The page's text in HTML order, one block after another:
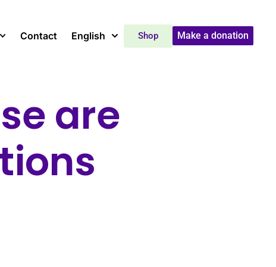
Contact English Make a donation
Shop
are